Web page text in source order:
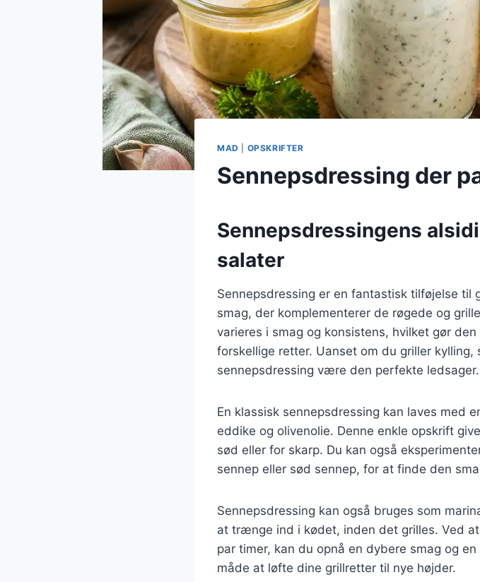
MAD OPSKRIFTER
Sennepsdressing der
Sennepsdressingens
salater
Sennepsdressing er en fantastisk tilføjelse
smag, der komplementerer de røgede og
varieres i smag og konsistens, hvilket gør
forskellige retter. Uanset om du griller kylling,
sennepsdressing være den perfekte ledsager.
En klassisk sennepsdressing kan laves med
eddike og olivenolie. Denne enkle opskrift
sød eller for skarp. Du kan også
sennep eller sød sennep, for at finde den
Sennepsdressing kan også bruges som
at trænge ind i kødet, inden det grilles. Ved
par timer, kan du opnå en dybere smag og
måde at løfte dine grillretter til nye højder.